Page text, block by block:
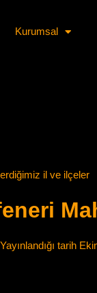
Kurumsal
il ve ilçeler
Yayınlandığı tarih